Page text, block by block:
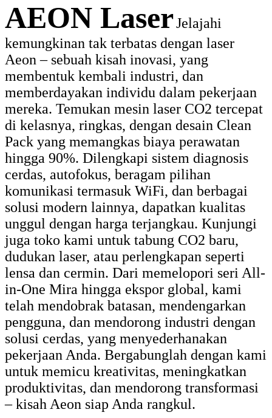
AEON LaserJelajahi
kemungkinan tak terbatas dengan laser
Aeon – sebuah kisah inovasi, yang
membentuk kembali industri, dan
memberdayakan individu dalam pekerjaan
mereka. Temukan mesin laser CO2 tercepat
di kelasnya, ringkas, dengan desain Clean
Pack yang memangkas biaya perawatan
hingga 90%. Dilengkapi sistem diagnosis
cerdas, autofokus, beragam pilihan
komunikasi termasuk WiFi, dan berbagai
solusi modern lainnya, dapatkan kualitas
unggul dengan harga terjangkau. Kunjungi
juga toko kami untuk tabung CO2 baru,
dudukan laser, atau perlengkapan seperti
lensa dan cermin. Dari memelopori seri All-
in-One Mira hingga ekspor global, kami
telah mendobrak batasan, mendengarkan
pengguna, dan mendorong industri dengan
solusi cerdas, yang menyederhanakan
pekerjaan Anda. Bergabunglah dengan kami
untuk memicu kreativitas, meningkatkan
produktivitas, dan mendorong transformasi
– kisah Aeon siap Anda rangkul.